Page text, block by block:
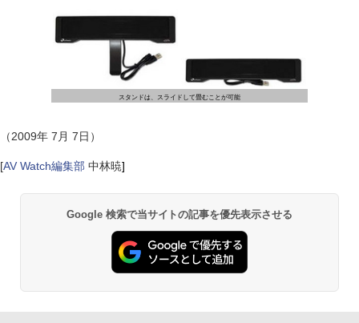
スタンドは、スライドして畳むことが可能
（2009年 7月 7日）
[AV Watch編集部 中林暁]
Google 検索で当サイトの記事を優先表示させる